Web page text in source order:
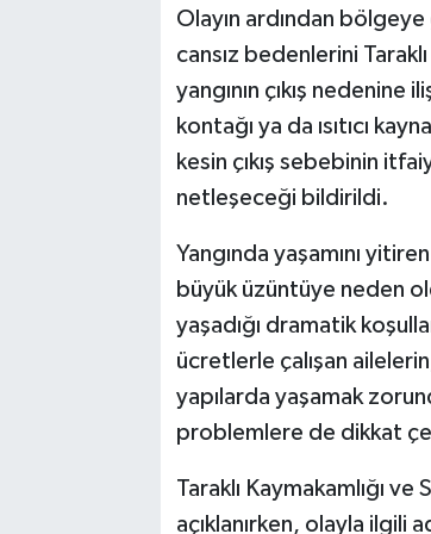
Olayın ardından
cansız bedenlerini
yangının çıkış
kontağı ya da ısıtıcı
kesin çıkış sebebinin
netleşeceği bildirildi.
Yangında yaşamını
büyük üzüntüye neden
yaşadığı dramatik
ücretlerle çalışan
yapılarda yaşamak
problemlere de dikkat
Taraklı Kaymakamlığı
açıklanırken, olayla ilgili